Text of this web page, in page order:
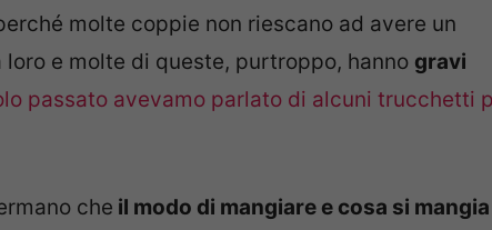
molte coppie non riescano ad avere un
e molte di queste, purtroppo, hanno gravi
passato avevamo parlato di alcuni trucchetti
che il modo di mangiare e cosa si mangia